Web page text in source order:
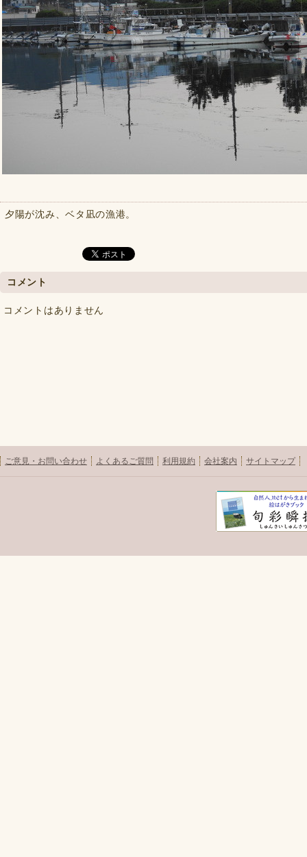
夕陽が沈み、ベタ凪の漁港。
コメント
コメントはありません
ご意見・お問い合わせ よくあるご質問 利用規約 会社案内 サイトマップ